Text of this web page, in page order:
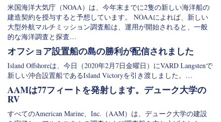
米国海洋大気庁（NOAA）は、今年末までに2隻の新しい海洋船の
建造契約を授与すると予想しています。 NOAAによれば、新しい
大型外航マルチミッション調査船は、運用が開始されると、一般
的な海洋調査と探査…
オフショア設置船の島の勝利が配信されました
Island Offshoreは、今日（2020年2月7日金曜日）にVARD Langstenで
新しい沖合設置船であるIsland Victoryを引き渡しました。…
AAMは77フィートを発射します。デューク大学の
RV
すべてのAmerican Marine、Inc.（AAM）は、デューク大学の建設